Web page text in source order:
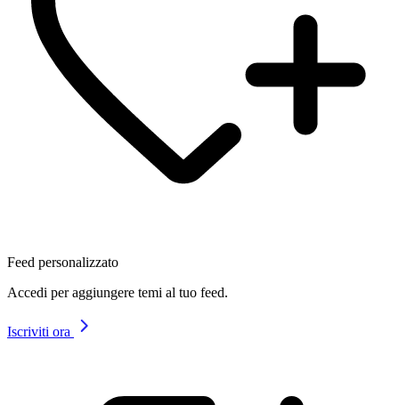
Feed personalizzato
Accedi per aggiungere temi al tuo feed.
Iscriviti ora